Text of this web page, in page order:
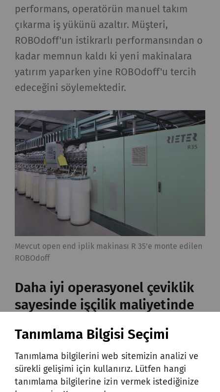
performans, operatörün manuel takım
çıkarma iş yükünü azaltır. Müşteri,
ROBOdoff'un istikrarlı performansından o
kadar memnun kaldı ki yeni makinalara
yatırım yaparken yine ROBOdoff'u tercih
edeceğini söylemektedir.
Mevcut open end iplik makinası R 35'e monte edilen
ROBOdoff
Daha iyi operasyonel çeviklik
sayesinde işçilik maliyetinde
Otomatik takım çıkarma sistemi ROBOdoff,
%98 gibi etkileyici bir takım çıkarma
başarı oranıyla manuel takım çıkarma
Tanımlama Bilgisi Seçimi
Tanımlama bilgilerini web sitemizin analizi ve
sürekli gelişimi için kullanırız. Lütfen hangi
tanımlama bilgilerine izin vermek istediğinize